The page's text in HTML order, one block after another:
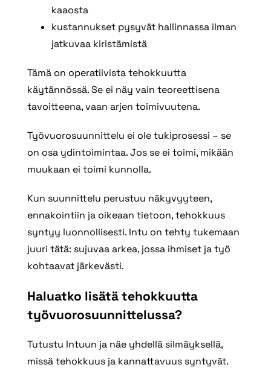
kaaosta
kustannukset pysyvät hallinnassa ilman
jatkuvaa kiristämistä
Tämä on operatiivista tehokkuutta
käytännössä. Se ei näy vain teoreettisena
tavoitteena, vaan arjen toimivuutena.
Työvuorosuunnittelu ei ole tukiprosessi – se
on osa ydintoimintaa. Jos se ei toimi, mikään
muukaan ei toimi kunnolla.
Kun suunnittelu perustuu näkyvyyteen,
ennakointiin ja oikeaan tietoon, tehokkuus
syntyy luonnollisesti. Intu on tehty tukemaan
juuri tätä: sujuvaa arkea, jossa ihmiset ja työ
kohtaavat järkevästi.
Haluatko lisätä tehokkuutta
työvuorosuunnittelussa?
Tutustu Intuun ja näe yhdellä silmäyksellä,
missä tehokkuus ja kannattavuus syntyvät.